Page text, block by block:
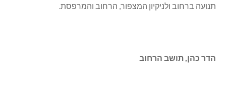
תנועה ברחוב ולניקיון המצפור, הרחוב והמרפסת.
הדר כהן, תושב הרחוב